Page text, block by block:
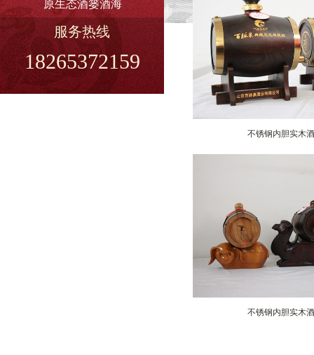
原生态酒篓酒海
服务热线
18265372159
不锈钢内胆实木
不锈钢内胆实木